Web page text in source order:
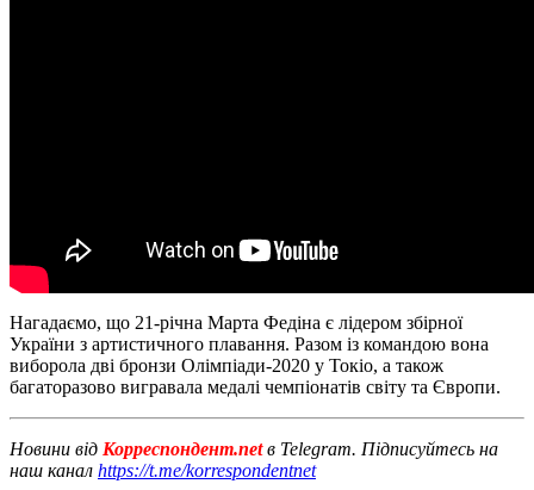
Нагадаємо, що 21-річна Марта Федіна є лідером збірної
України з артистичного плавання. Разом із командою вона
виборола дві бронзи Олімпіади-2020 у Токіо, а також
багаторазово вигравала медалі чемпіонатів світу та Європи.
Новини від Корреспондент.netв Telegram. Підписуйтесь на
наш канал https://t.me/korrespondentnet